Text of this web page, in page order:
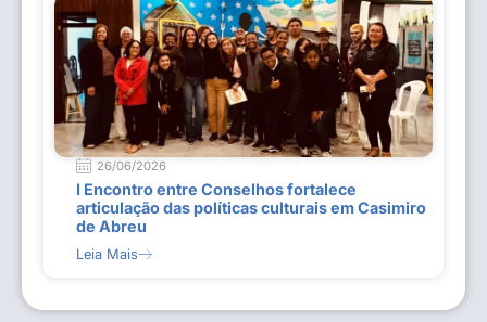
26/06/2026
I Encontro entre Conselhos fortalece
articulação das políticas culturais em Casimiro
de Abreu
Leia Mais